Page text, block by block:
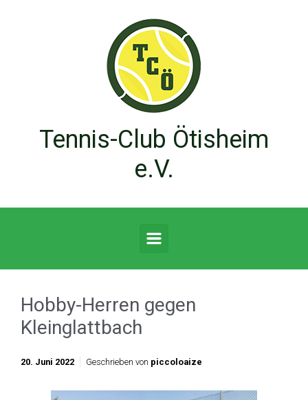
Tennis-Club Ötisheim
e.V.
Hobby-Herren gegen
Kleinglattbach
20. Juni 2022 Geschrieben von piccoloaize